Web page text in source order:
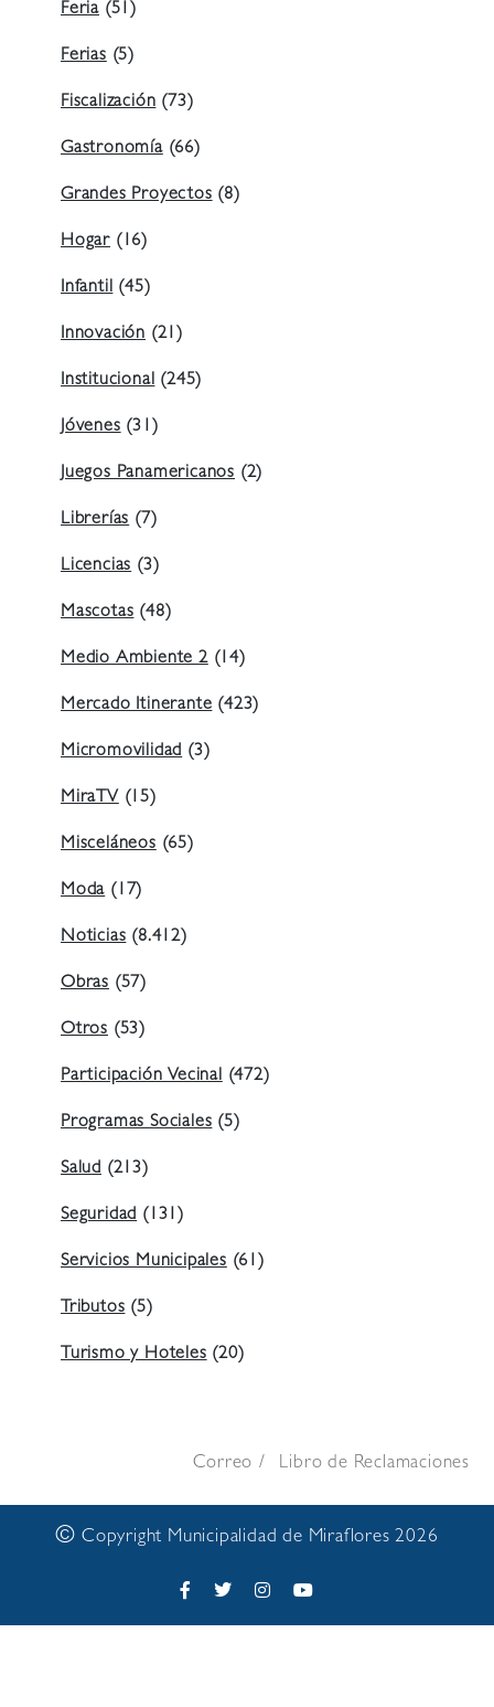
Feria (51)
Ferias(5)
Fiscalización(73)
Gastronomía(66)
Grandes Proyectos(8)
Hogar (16)
Infantil(45)
Innovación (21)
Institucional(245)
Jóvenes(31)
Juegos Panamericanos (2)
Librerías(7)
Licencias(3)
Mascotas(48)
Medio Ambiente 2(14)
Mercado Itinerante(423)
Micromovilidad(3)
MiraTV(15)
Misceláneos(65)
Moda(17)
Noticias(8.412)
Obras (57)
Otros (53)
Participación Vecinal(472)
Programas Sociales(5)
Salud (213)
Seguridad(131)
Servicios Municipales(61)
Tributos(5)
Turismo y Hoteles(20)
Correo Libro de Reclamaciones
© Copyright Municipalidad de Miraflores 2026